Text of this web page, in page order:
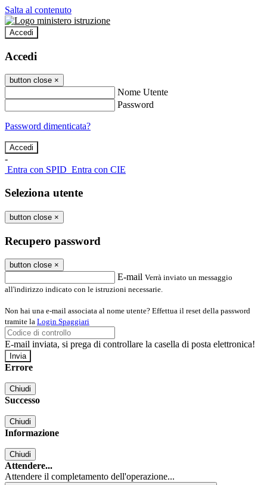
Salta al contenuto
Accedi
Accedi
button close ×
Nome Utente
Password
Password dimenticata?
-
Entra con SPID Entra con CIE
Seleziona utente
button close ×
Recupero password
button close ×
E-mail Verrà inviato un messaggio
all'indirizzo indicato con le istruzioni necessarie.
Non hai una e-mail associata al nome utente? Effettua il reset della password
tramite la Login Spaggiari
E-mail inviata, si prega di controllare la casella di posta elettronica!
Errore
Chiudi
Successo
Chiudi
Informazione
Chiudi
Attendere...
Attendere il completamento dell'operazione...